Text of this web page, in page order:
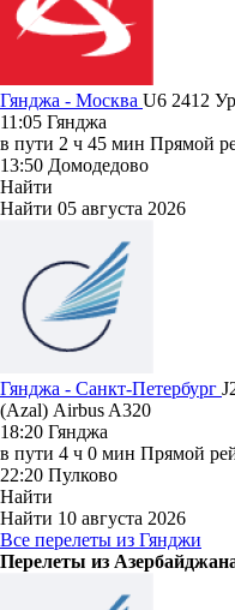
Гянджа - Москва U6 2412
11:05 Гянджа
в пути 2 ч 45 мин Прямой
13:50 Домодедово
Найти
Найти 05 августа 2026
Гянджа - Санкт-Петербург
(Azal) Airbus A320
18:20 Гянджа
в пути 4 ч 0 мин Прямой
22:20 Пулково
Найти
Найти 10 августа 2026
Все перелеты из Гянджи
Перелеты из